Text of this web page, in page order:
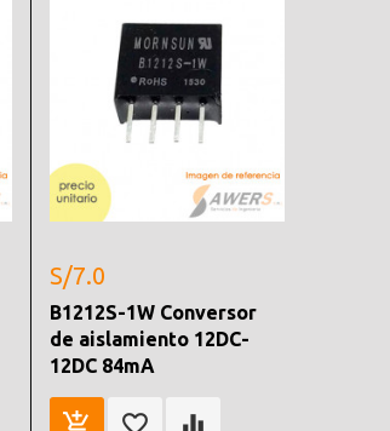
S/7.0
B1212S-1W Conversor
de aislamiento 12DC-
12DC 84mA